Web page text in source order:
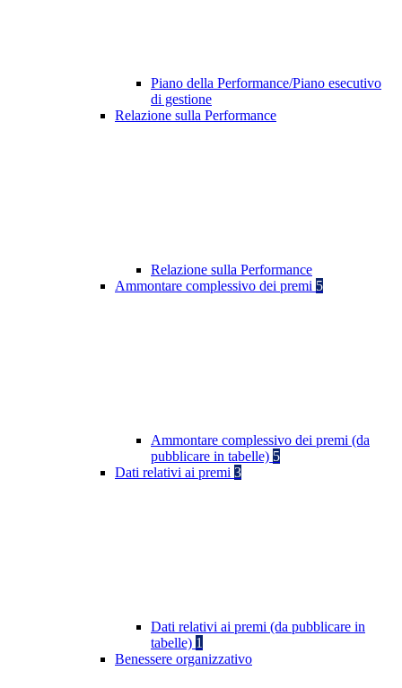
Piano della Performance/Piano esecutivo
di gestione
Relazione sulla Performance
Relazione sulla Performance
Ammontare complessivo dei premi 5
Ammontare complessivo dei premi (da
pubblicare in tabelle) 5
Dati relativi ai premi 3
Dati relativi ai premi (da pubblicare in
tabelle) 1
Benessere organizzativo